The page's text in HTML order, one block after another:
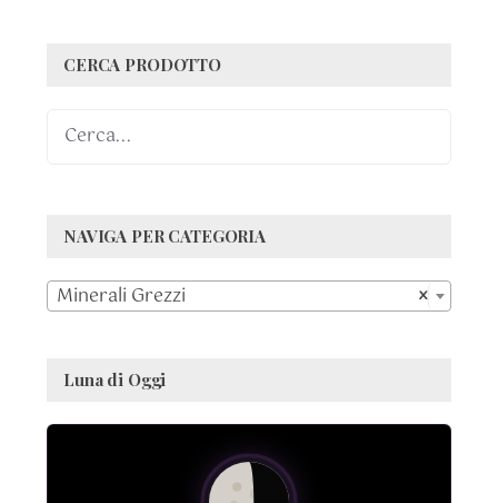
CERCA PRODOTTO
NAVIGA PER CATEGORIA
×
Minerali Grezzi
Luna di Oggi